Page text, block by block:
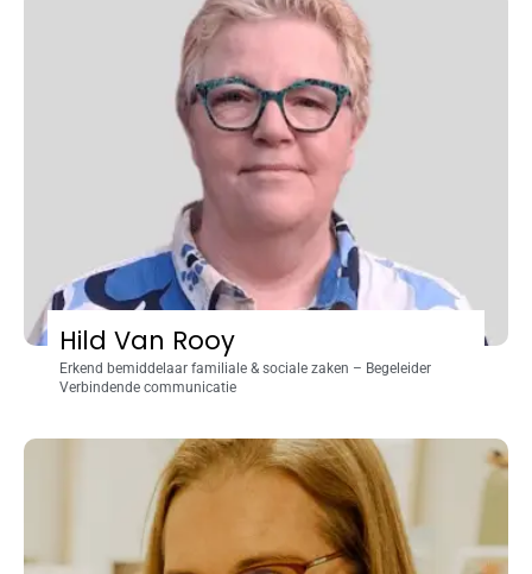
Hild Van Rooy
Erkend bemiddelaar familiale & sociale zaken – Begeleider
Verbindende communicatie